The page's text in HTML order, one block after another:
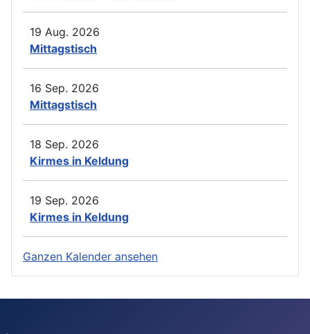
19 Aug. 2026
Mittagstisch
16 Sep. 2026
Mittagstisch
18 Sep. 2026
Kirmes in Keldung
19 Sep. 2026
Kirmes in Keldung
Ganzen Kalender ansehen